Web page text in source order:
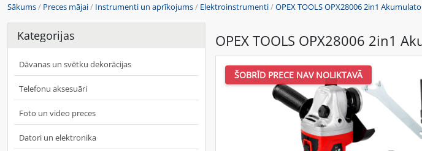
Sākums/ Preces mājai/ Instrumenti un aprīkojums/ Elektroinstrumenti/OPEX TOOLS OPX28006 2in1
Kategorijas
Dāvanas un svētku dekorācijas
Telefonu aksesuāri
Foto un video preces
Datori un elektronika
OPEX TOOLS OPX28006 2in1
ŠOBRĪD PRECE NAV NOLIKTAVĀ